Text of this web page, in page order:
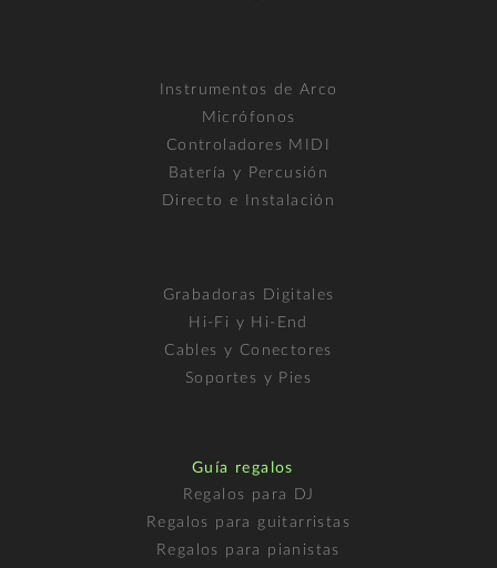
Instrumentos de Arco
Micrófonos
Controladores MIDI
Batería y Percusión
Directo e Instalación
Grabadoras Digitales
Hi-Fi y Hi-End
Cables y Conectores
Soportes y Pies
Guía regalos
Regalos para DJ
Regalos para guitarristas
Regalos para pianistas